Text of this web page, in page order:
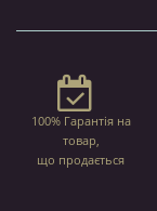
100% Гарантія на
товар,
що продається